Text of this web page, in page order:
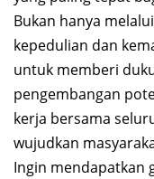
Bukan hanya
kepedulian dan
untuk memberi
pengembangan
kerja bersama
wujudkan
Ingin mendapatkan